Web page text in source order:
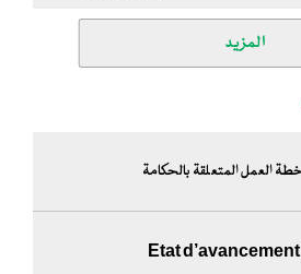
المزيد
العمل المتعلقة بالحكامة
Etat